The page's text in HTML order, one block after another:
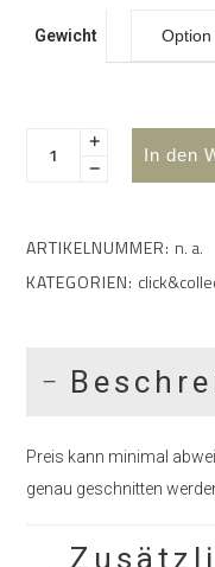
Gewicht
In den
ARTIKELNUMMER: n. a.
KATEGORIEN:
Preis kann minimal
genau geschnitten